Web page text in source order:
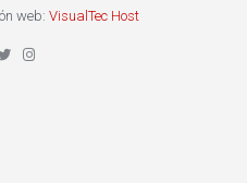
web: VisualTec Host